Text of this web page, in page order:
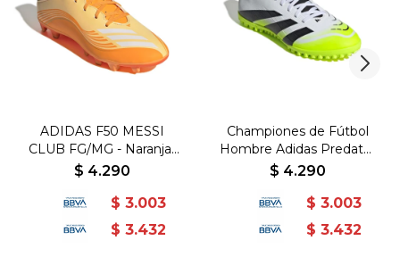
ADIDAS F50 MESSI
CLUB FG/MG - Naranja-
Dorado
$ 4.290
$ 3.003
$ 3.432
Championes de Fútbol
Hombre Adidas Predator
Club TF - Blanco-Negro
$ 4.290
$ 3.003
$ 3.432